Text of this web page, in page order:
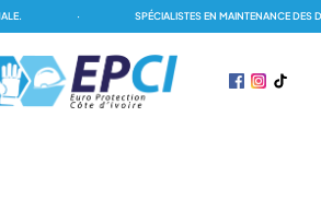
SPÉCIALISTES EN MAINTENANCE DES